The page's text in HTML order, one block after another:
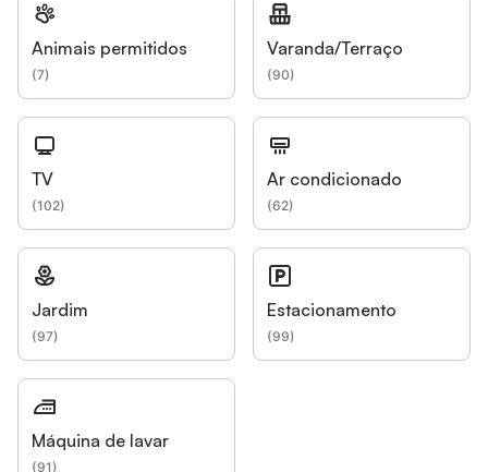
Animais permitidos
(7)
Varanda/Terraço
(90)
TV
(102)
Ar condicionado
(62)
Jardim
(97)
Estacionamento
(99)
Máquina de lavar
(91)